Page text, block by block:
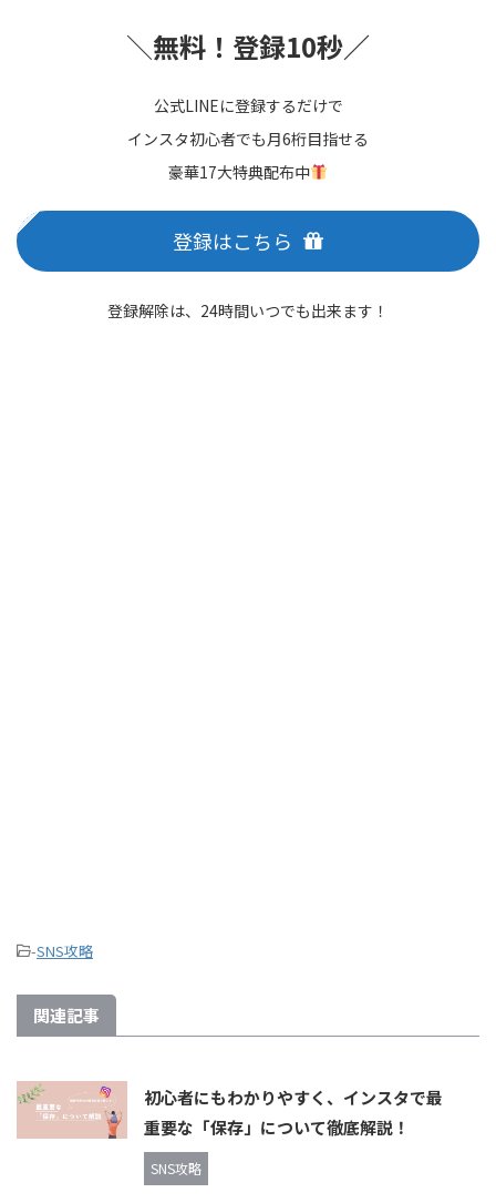
＼無料！登録10秒／
公式LINEに登録するだけで
インスタ初心者でも月6桁目指せる
豪華17大特典配布中
登録はこちら
登録解除は、24時間いつでも出来ます！
-SNS攻略
関連記事
初心者にもわかりやすく、インスタで最
重要な「保存」について徹底解説！
SNS攻略